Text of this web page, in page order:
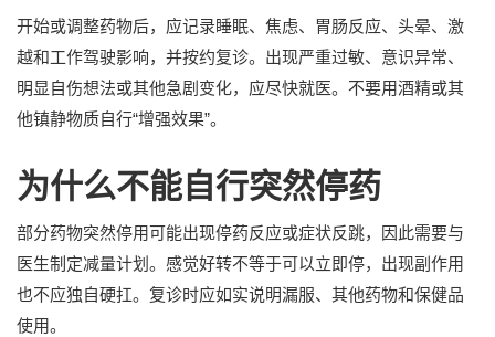
开始或调整药物后，应记录睡眠、焦虑、胃肠反应、头晕、激
越和工作驾驶影响，并按约复诊。出现严重过敏、意识异常、
明显自伤想法或其他急剧变化，应尽快就医。不要用酒精或其
他镇静物质自行“增强效果”。
为什么不能自行突然停药
部分药物突然停用可能出现停药反应或症状反跳，因此需要与
医生制定减量计划。感觉好转不等于可以立即停，出现副作用
也不应独自硬扛。复诊时应如实说明漏服、其他药物和保健品
使用。